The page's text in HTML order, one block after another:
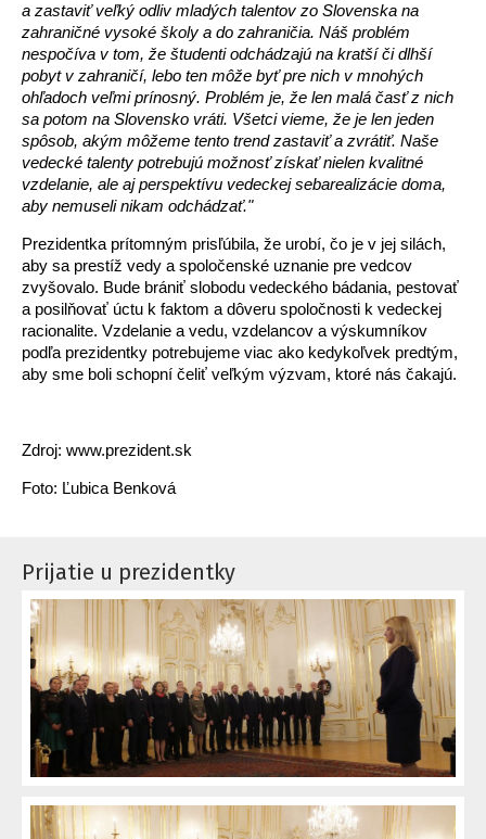
a zastaviť veľký odliv mladých talentov zo Slovenska na
zahraničné vysoké školy a do zahraničia. Náš problém
nespočíva v tom, že študenti odchádzajú na kratší či dlhší
pobyt v zahraničí, lebo ten môže byť pre nich v mnohých
ohľadoch veľmi prínosný. Problém je, že len malá časť z nich
sa potom na Slovensko vráti. Všetci vieme, že je len jeden
spôsob, akým môžeme tento trend zastaviť a zvrátiť. Naše
vedecké talenty potrebujú možnosť získať nielen kvalitné
vzdelanie, ale aj perspektívu vedeckej sebarealizácie doma,
aby nemuseli nikam odchádzať."
Prezidentka prítomným prisľúbila, že urobí, čo je v jej silách,
aby sa prestíž vedy a spoločenské uznanie pre vedcov
zvyšovalo. Bude brániť slobodu vedeckého bádania, pestovať
a posilňovať úctu k faktom a dôveru spoločnosti k vedeckej
racionalite. Vzdelanie a vedu, vzdelancov a výskumníkov
podľa prezidentky potrebujeme viac ako kedykoľvek predtým,
aby sme boli schopní čeliť veľkým výzvam, ktoré nás čakajú.
Zdroj: www.prezident.sk
Foto: Ľubica Benková
Prijatie u prezidentky